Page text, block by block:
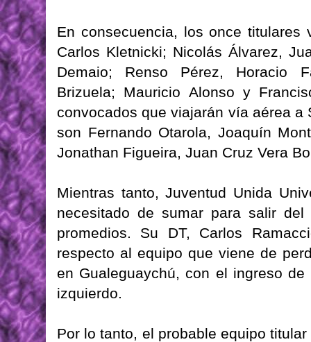
En consecuencia, los once titulares
Carlos Kletnicki; Nicolás Álvarez,
Demaio; Renso Pérez, Horacio
Brizuela; Mauricio Alonso y
convocados que viajarán vía aérea
son Fernando Otarola, Joaquín
Jonathan Figueira, Juan Cruz Vera
Mientras tanto, Juventud Unida
necesitado de sumar para salir
promedios. Su DT, Carlos
respecto al equipo que viene de
en Gualeguaychú, con el ingreso
izquierdo.
Por lo tanto, el probable equipo